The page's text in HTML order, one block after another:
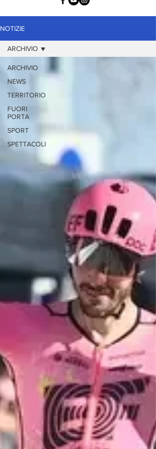
NOTIZIE
ARCHIVIO
NEWS
TERRITORIO
FUORI
PORTA
SPORT
SPETTACOLI
ARCHIVIO